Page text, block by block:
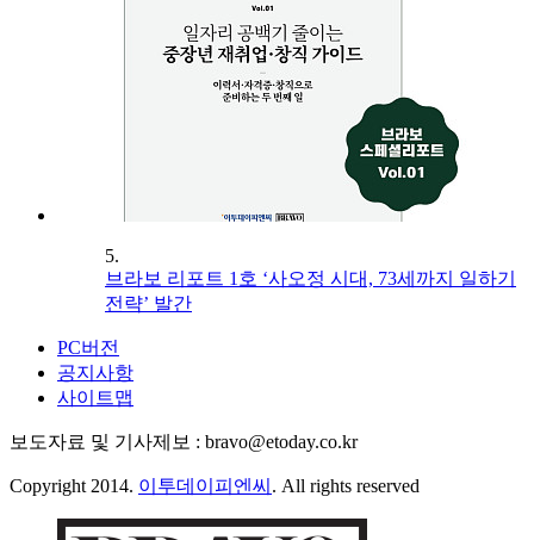
5.
브라보 리포트 1호 ‘사오정 시대, 73세까지 일하기
전략’ 발간
PC버전
공지사항
사이트맵
보도자료 및 기사제보 : bravo@etoday.co.kr
Copyright 2014. 이투데이피엔씨 . All rights reserved